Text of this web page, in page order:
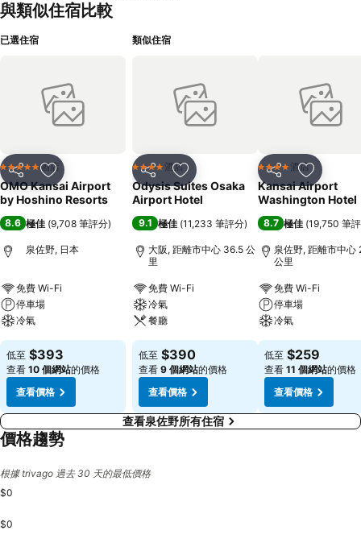
與類似住宿比較
已選住宿
分享 放到收藏夾
5 星級 酒店
OMO Kansai Airport
by Hoshino Resorts
8.6 極佳 (9,708 筆評分)
泉佐野, 日本
免費 Wi-Fi
停車場
冷氣
低至 $393
查看 10 個網站的價格
查看價格
類似住宿
分享 放到收藏夾
4 星級 酒店
Odysis Suites Osaka
Airport Hotel
9.1 極佳 (11,233 筆評分)
大阪, 距離市中心 36.5 公
里
免費 Wi-Fi
冷氣
餐廳
低至 $390
查看 9 個網站的價格
查看價格
分享 放到收藏
4 星級 酒店
Kansai Airport
Washington Hotel
8.7 極佳 (19,750 筆
泉佐野, 距離市中心
公里
免費 Wi-Fi
停車場
冷氣
低至 $259
查看 11 個網站的價格
查看價格
查看泉佐野所有住宿
價格趨勢
根據 trivago 過去 30 天的最低價格
$0
$0